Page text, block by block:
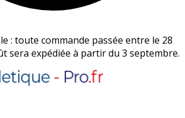
: toute commande passée entre le 28
sera expédiée à partir du 3 septembre.